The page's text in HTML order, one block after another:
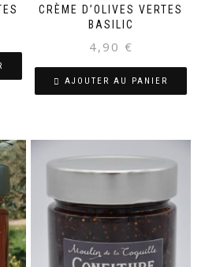
CRÈME D’OLIVES VERTES
BASILIC
4,90 €
AJOUTER AU PANIER